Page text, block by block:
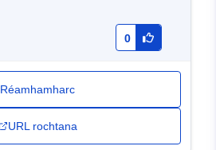
0
Réamhamharc
URL rochtana